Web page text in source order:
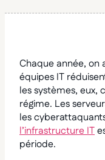
Chaque année, on
équipes IT
les systèmes, eux,
régime. Les
les
l’infrastructure IT
période.